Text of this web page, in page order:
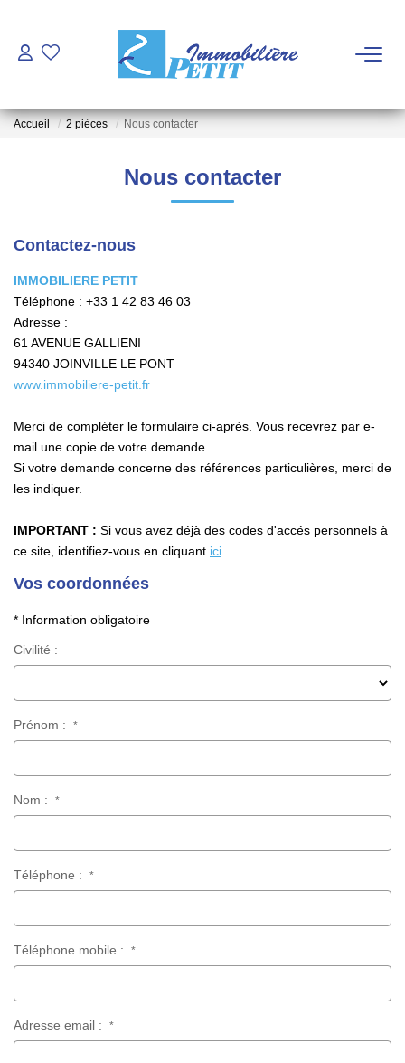
ESTIMATION
FAIRE GÉRER - LOUER
NOTRE AGENCE
EXTRANET
Accès Locataire
Accueil 2 pièces Nous contacter
Nous contacter
Contactez-nous
IMMOBILIERE PETIT
Téléphone : +33 1 42 83 46 03
Adresse :
61 AVENUE GALLIENI
94340 JOINVILLE LE PONT
www.immobiliere-petit.fr
Merci de compléter le formulaire ci-après. Vous recevrez par e-
mail une copie de votre demande.
Si votre demande concerne des références particulières, merci de
les indiquer.
IMPORTANT : Si vous avez déjà des codes d'accés personnels à
ce site, identifiez-vous en cliquant ici
Vos coordonnées
* Information obligatoire
Civilité :
Prénom : *
Nom : *
Téléphone : *
Téléphone mobile : *
Adresse email : *